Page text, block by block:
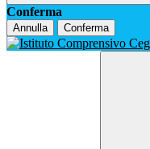
Conferma
Annulla Conferma